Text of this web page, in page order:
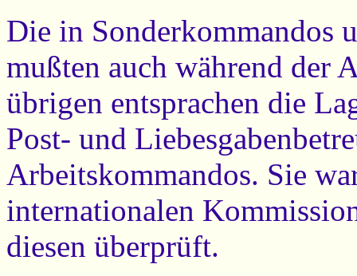
Die in Sonderkommandos
mußten auch während der
übrigen entsprachen die
Post- und
Arbeitskommandos. Sie
internationalen
diesen überprüft.